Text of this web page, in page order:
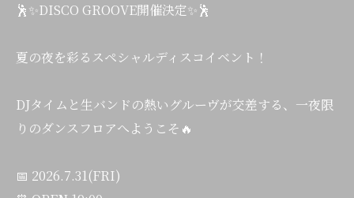
🕺✨DISCO GROOVE開催決定✨🕺
夏の夜を彩るスペシャルディスコイベント！
DJタイムと生バンドの熱いグルーヴが交差する、一夜限
りのダンスフロアへようこそ🔥
📅 2026.7.31(FRI)